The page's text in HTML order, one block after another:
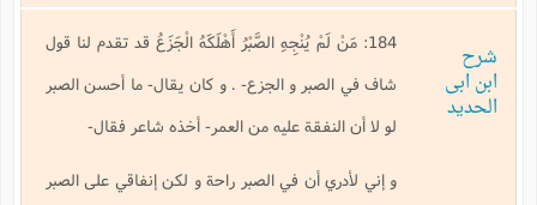
شرح
ابن ابی
الحدید
184: مَنْ لَمْ يُنْجِهِ الصَّبْرُ أَهْلَكَهُ الْجَزَعُ قد تقدم لنا قول
شاف في الصبر و الجزع- . و كان يقال- ما أحسن الصبر
لو لا أن النفقة عليه من العمر- أخذه شاعر فقال-
و إني لأدري أن في الصبر راحة و لكن إنفاقي على الصبر